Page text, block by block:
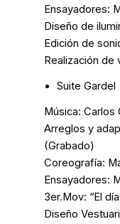
Ensayadores:
Diseño de
Edición de
Realización de
Suite Gardel
Música: Carlos
Arreglos y
(Grabado)
Coreografía:
Ensayadores:
3er.Mov: “El
Diseño